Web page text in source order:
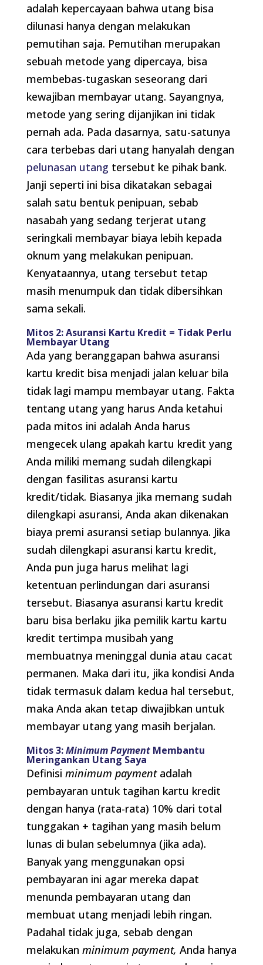
adalah kepercayaan bahwa utang bisa
dilunasi hanya dengan melakukan
pemutihan saja. Pemutihan merupakan
sebuah metode yang dipercaya, bisa
membebas-tugaskan seseorang dari
kewajiban membayar utang. Sayangnya,
metode yang sering dijanjikan ini tidak
pernah ada. Pada dasarnya, satu-satunya
cara terbebas dari utang hanyalah dengan
pelunasan utang tersebut ke pihak bank.
Janji seperti ini bisa dikatakan sebagai
salah satu bentuk penipuan, sebab
nasabah yang sedang terjerat utang
seringkali membayar biaya lebih kepada
oknum yang melakukan penipuan.
Kenyataannya, utang tersebut tetap
masih menumpuk dan tidak dibersihkan
sama sekali.
Mitos 2: Asuransi Kartu Kredit = Tidak Perlu
Membayar Utang
Ada yang beranggapan bahwa asuransi
kartu kredit bisa menjadi jalan keluar bila
tidak lagi mampu membayar utang. Fakta
tentang utang yang harus Anda ketahui
pada mitos ini adalah Anda harus
mengecek ulang apakah kartu kredit yang
Anda miliki memang sudah dilengkapi
dengan fasilitas asuransi kartu
kredit/tidak. Biasanya jika memang sudah
dilengkapi asuransi, Anda akan dikenakan
biaya premi asuransi setiap bulannya. Jika
sudah dilengkapi asuransi kartu kredit,
Anda pun juga harus melihat lagi
ketentuan perlindungan dari asuransi
tersebut. Biasanya asuransi kartu kredit
baru bisa berlaku jika pemilik kartu kartu
kredit tertimpa musibah yang
membuatnya meninggal dunia atau cacat
permanen. Maka dari itu, jika kondisi Anda
tidak termasuk dalam kedua hal tersebut,
maka Anda akan tetap diwajibkan untuk
membayar utang yang masih berjalan.
Mitos 3:Minimum PaymentMembantu
Meringankan Utang Saya
Definisi minimum paymentadalah
pembayaran untuk tagihan kartu kredit
dengan hanya (rata-rata) 10% dari total
tunggakan + tagihan yang masih belum
lunas di bulan sebelumnya (jika ada).
Banyak yang menggunakan opsi
pembayaran ini agar mereka dapat
menunda pembayaran utang dan
membuat utang menjadi lebih ringan.
Padahal tidak juga, sebab dengan
melakukan minimum payment, Anda hanya